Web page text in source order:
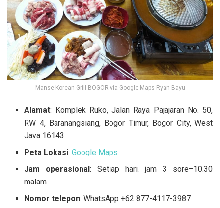
Manse Korean Grill BOGOR via Google Maps Ryan Bayu
Alamat: Komplek Ruko, Jalan Raya Pajajaran No. 50,
RW 4, Baranangsiang, Bogor Timur, Bogor City, West
Java 16143
Peta Lokasi:Google Maps
Jam operasional: Setiap hari, jam 3 sore–10.30
malam
Nomor telepon: WhatsApp +62 877-4117-3987